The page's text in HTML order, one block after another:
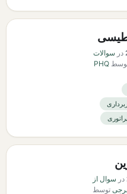
در سوالات
PHQ
در سوال از
توسط